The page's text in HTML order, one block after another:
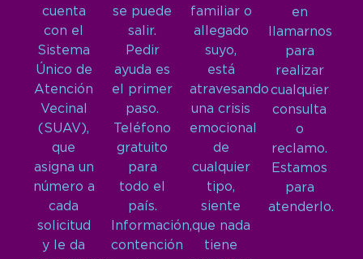
cuenta
con el
Sistema
Único de
Atención
Vecinal
(SUAV),
que
asigna un
número a
cada
solicitud
y le da
se puede
salir.
Pedir
ayuda es
el primer
paso.
Teléfono
gratuito
para
todo el
país.
Información,
contención
familiar o
allegado
suyo,
está
atravesando
una crisis
emocional
de
cualquier
tipo,
siente
que nada
tiene
en
llamarnos
para
realizar
cualquier
consulta
o
reclamo.
Estamos
para
atenderlo.